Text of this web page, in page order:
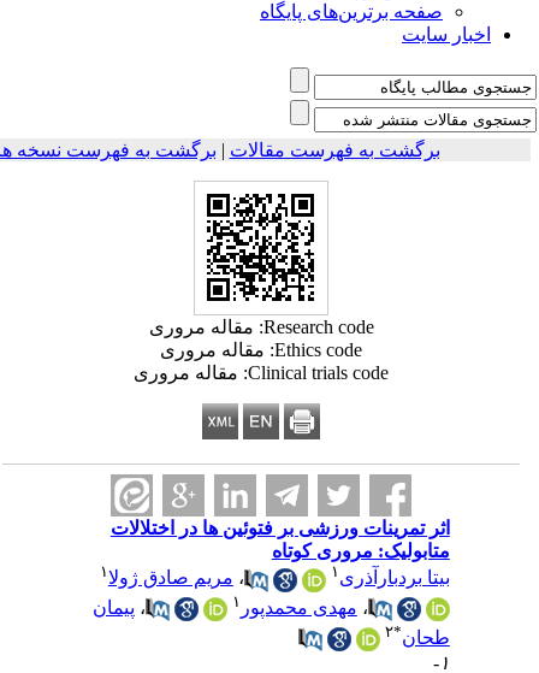
صفحه برترین‌های پایگاه
اخبار سایت
برگشت به فهرست مقالات| برگشت به فهرست نسخه ها
Research code: مقاله مروری
Ethics code: مقاله مروری
Clinical trials code: مقاله مروری
اثر تمرینات ورزشی بر فتوئین ها در اختلالات
متابولیک: مروری کوتاه
بیتا بردبارآذری۱ ،مریم صادق ژولا ۱
،مهدی محمدپور ،پیمان
طحان * ۲